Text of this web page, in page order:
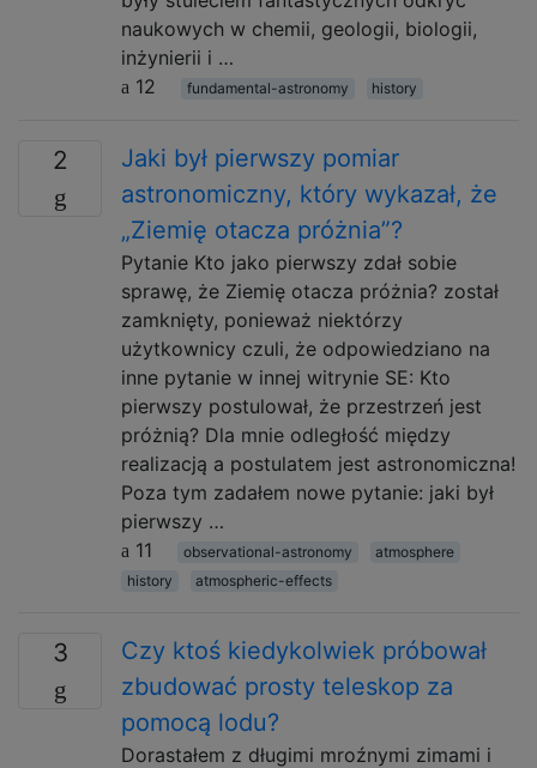
naukowych w chemii, geologii, biologii,
inżynierii i …
12
fundamental-astronomy history
2
Jaki był pierwszy pomiar
astronomiczny, który wykazał, że
„Ziemię otacza próżnia”?
Pytanie Kto jako pierwszy zdał sobie
sprawę, że Ziemię otacza próżnia? został
zamknięty, ponieważ niektórzy
użytkownicy czuli, że odpowiedziano na
inne pytanie w innej witrynie SE: Kto
pierwszy postulował, że przestrzeń jest
próżnią? Dla mnie odległość między
realizacją a postulatem jest astronomiczna!
Poza tym zadałem nowe pytanie: jaki był
pierwszy …
11
observational-astronomy
atmosphere
history
atmospheric-effects
3
Czy ktoś kiedykolwiek próbował
zbudować prosty teleskop za
pomocą lodu?
Dorastałem z długimi mroźnymi zimami i